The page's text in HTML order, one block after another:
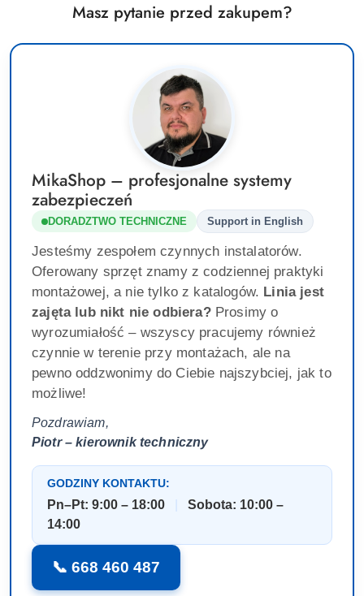
Masz pytanie przed zakupem?
MikaShop – profesjonalne systemy
zabezpieczeń
DORADZTWO TECHNICZNE Support in English
Jesteśmy zespołem czynnych instalatorów.
Oferowany sprzęt znamy z codziennej praktyki
montażowej, a nie tylko z katalogów. Linia jest
zajęta lub nikt nie odbiera?Prosimy o
wyrozumiałość – wszyscy pracujemy również
czynnie w terenie przy montażach, ale na
pewno oddzwonimy do Ciebie najszybciej, jak to
możliwe!
Pozdrawiam,
Piotr – kierownik techniczny
GODZINY KONTAKTU:
Pn–Pt: 9:00 – 18:00
Sobota: 10:00 –
14:00
📞 668 460 487